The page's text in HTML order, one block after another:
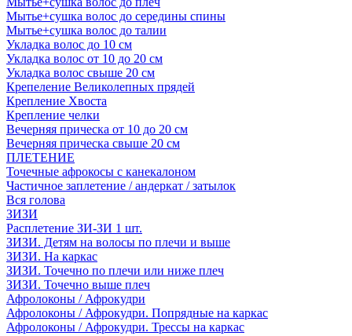
Мытье+сушка волос до середины спины
Мытье+сушка волос до талии
Укладка волос до 10 см
Укладка волос от 10 до 20 см
Укладка волос свыше 20 см
Крепеление Великолепных прядей
Крепление Хвоста
Крепление челки
Вечерняя прическа от 10 до 20 см
Вечерняя прическа свыше 20 см
ПЛЕТЕНИЕ
Точечные афрокосы с канекалоном
Частичное заплетение / андеркат / затылок
Вся голова
ЗИЗИ
Расплетение ЗИ-ЗИ 1 шт.
ЗИЗИ. Детям на волосы по плечи и выше
ЗИЗИ. На каркас
ЗИЗИ. Точечно по плечи или ниже плеч
ЗИЗИ. Точечно выше плеч
Афролоконы / Афрокудри
Афролоконы / Афрокудри. Попрядные на каркас
Афролоконы / Афрокудри. Трессы на каркас